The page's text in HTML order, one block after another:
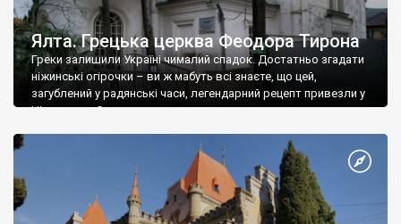
Ялта. Грецька церква Феодора Тирона
Греки залишили Україні чималий спадок. Достатньо згадати
ніжинські огірочки – ви ж мабуть всі знаєте, що цей,
загублений у радянські часи, легендарний рецепт привезли у
Ніжин греки?